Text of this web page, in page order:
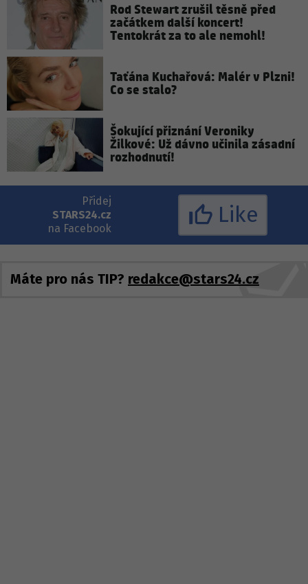
Rod Stewart zrušil těsně před
začátkem další koncert!
Tentokrát za to ale nemohl!
Taťána Kuchařová: Malér v Plzni!
Co se stalo?
Šokující přiznání Veroniky
Žilkové: Už dávno učinila zásadní
rozhodnutí!
Přidej
STARS24.cz
na Facebook
Like
Máte pro nás TIP? redakce@stars24.cz